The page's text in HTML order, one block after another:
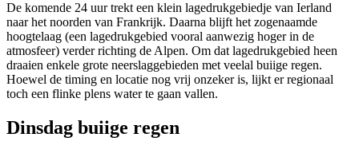
De komende 24 uur trekt een klein lagedrukgebiedje van Ierland
naar het noorden van Frankrijk. Daarna blijft het zogenaamde
hoogtelaag (een lagedrukgebied vooral aanwezig hoger in de
atmosfeer) verder richting de Alpen. Om dat lagedrukgebied heen
draaien enkele grote neerslaggebieden met veelal buiige regen.
Hoewel de timing en locatie nog vrij onzeker is, lijkt er regionaal
toch een flinke plens water te gaan vallen.
Dinsdag buiige regen